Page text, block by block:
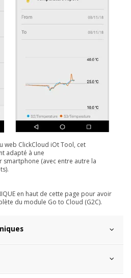
web ClickCloud iOt Tool, cet
adapté à une
(avec entre autre la
en haut de cette page pour avoir
du module Go to Cloud (G2C).